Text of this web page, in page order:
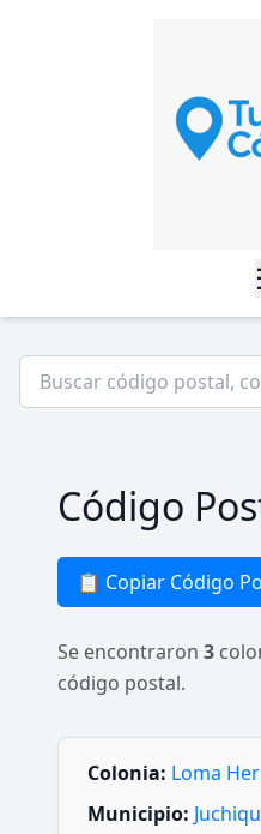
Código
📋 Copiar Código
Se encontraron 3
código postal.
Colonia: Loma
Municipio: